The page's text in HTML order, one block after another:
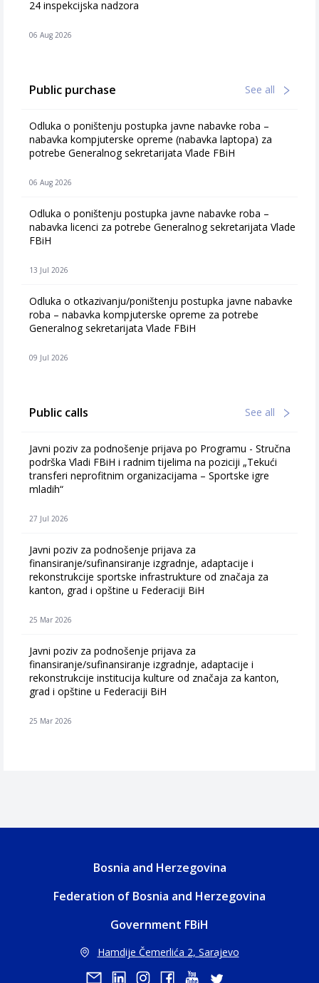
24 inspekcijska nadzora
06 Aug 2026
Public purchase See all
Odluka o poništenju postupka javne nabavke roba –
nabavka kompjuterske opreme (nabavka laptopa) za
potrebe Generalnog sekretarijata Vlade FBiH
06 Aug 2026
Odluka o poništenju postupka javne nabavke roba –
nabavka licenci za potrebe Generalnog sekretarijata Vlade
FBiH
13 Jul 2026
Odluka o otkazivanju/poništenju postupka javne nabavke
roba – nabavka kompjuterske opreme za potrebe
Generalnog sekretarijata Vlade FBiH
09 Jul 2026
Public calls See all
Javni poziv za podnošenje prijava po Programu - Stručna
podrška Vladi FBiH i radnim tijelima na poziciji „Tekući
transferi neprofitnim organizacijama – Sportske igre
mladih“
27 Jul 2026
Javni poziv za podnošenje prijava za
finansiranje/sufinansiranje izgradnje, adaptacije i
rekonstrukcije sportske infrastrukture od značaja za
kanton, grad i opštine u Federaciji BiH
25 Mar 2026
Javni poziv za podnošenje prijava za
finansiranje/sufinansiranje izgradnje, adaptacije i
rekonstrukcije institucija kulture od značaja za kanton,
grad i opštine u Federaciji BiH
25 Mar 2026
Bosnia and Herzegovina
Federation of Bosnia and Herzegovina
Government FBiH
Hamdije Čemerlića 2, Sarajevo